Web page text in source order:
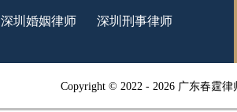
深圳婚姻律师 深圳刑事律师
Copyright © 2022 - 2026 广东春霆